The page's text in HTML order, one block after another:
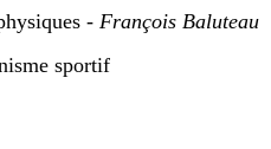
- François Baluteau
sportif